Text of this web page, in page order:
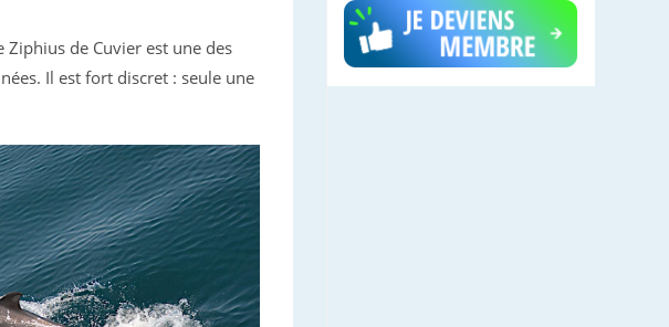
Ziphius de Cuvier est une des
Il est fort discret : seule une